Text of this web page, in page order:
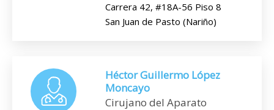
Carrera 42, #18A-56 Piso 8
San Juan de Pasto (Nariño)
Héctor Guillermo López
Moncayo
Cirujano del Aparato